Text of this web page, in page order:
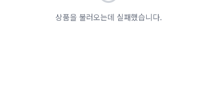
상품을 불러오는데 실패했습니다.